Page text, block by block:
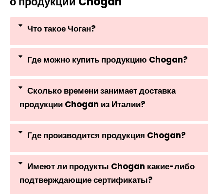
Что такое Чоган?
Где можно купить продукцию Chogan?
Сколько времени занимает доставка
продукции Chogan из Италии?
Где производится продукция Chogan?
Имеют ли продукты Chogan какие-либо
подтверждающие сертификаты?